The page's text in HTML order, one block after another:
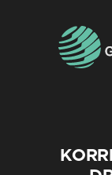
LEISTUNGEN